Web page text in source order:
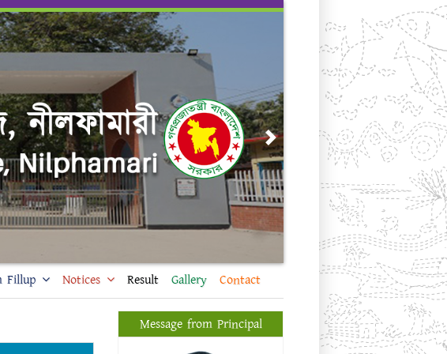
Next
Fillup Notices Result Gallery Contact
Message from Principal